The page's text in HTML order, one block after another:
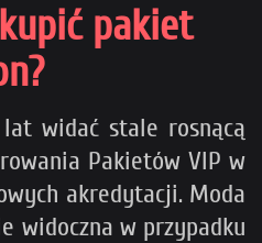
pakiet
lat widać stale rosnącą
Pakietów VIP w
akredytacji. Moda
widoczna w przypadku